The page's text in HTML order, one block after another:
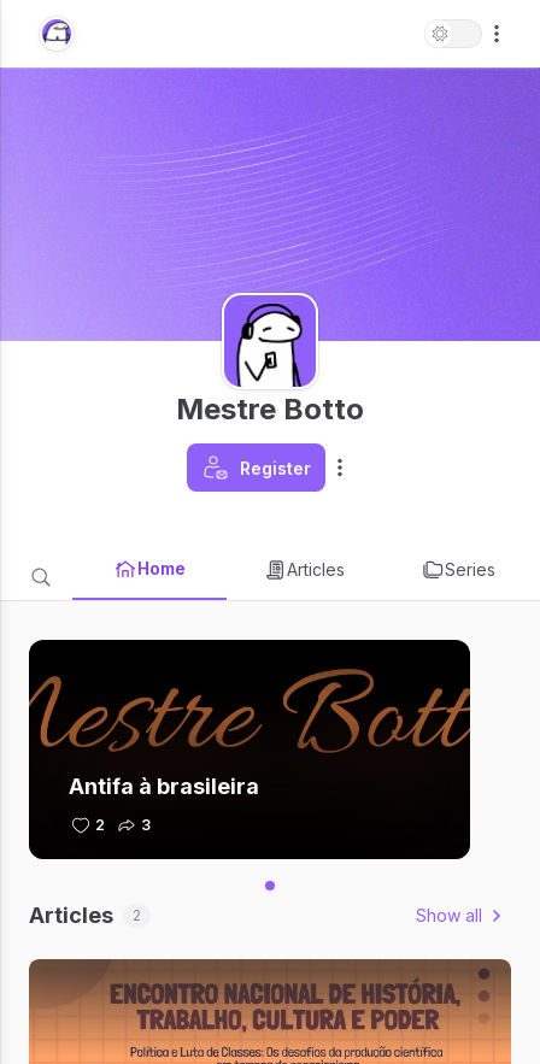
Mestre Botto
Register
Home Articles Series
Antifa à brasileira
2 3
Articles 2 Show all